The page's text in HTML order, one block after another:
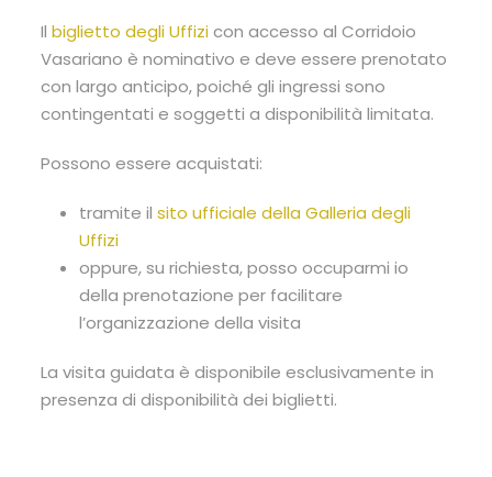
Il biglietto degli Uffizicon accesso al Corridoio
Vasariano è nominativo e deve essere prenotato
con largo anticipo, poiché gli ingressi sono
contingentati e soggetti a disponibilità limitata.
Possono essere acquistati:
tramite il sito ufficiale della Galleria degli
Uffizi
oppure, su richiesta, posso occuparmi io
della prenotazione per facilitare
l’organizzazione della visita
La visita guidata è disponibile esclusivamente in
presenza di disponibilità dei biglietti.